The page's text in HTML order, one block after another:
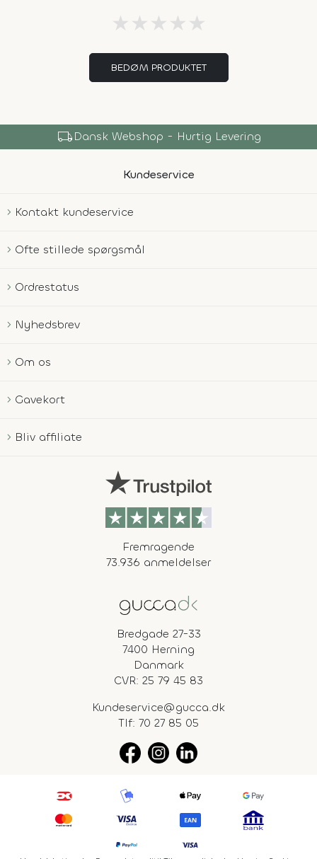
★ ★ ★ ★ ★
BEDØM PRODUKTET
local_shippingDansk Webshop - Hurtig Levering
Kundeservice
Kontakt kundeservice
Ofte stillede spørgsmål
Ordrestatus
Nyhedsbrev
Om os
Gavekort
Bliv affiliate
Fremragende
73.936 anmeldelser
Bredgade 27-33
7400 Herning
Danmark
CVR: 25 79 45 83
Kundeservice@gucca.dk
Tlf: 70 27 85 05